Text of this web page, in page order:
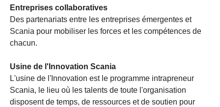
Entreprises collaboratives
Des partenariats entre les entreprises émergentes et
Scania pour mobiliser les forces et les compétences de
chacun.
Usine de l'Innovation Scania
L'usine de l'Innovation est le programme intrapreneur
Scania, le lieu où les talents de toute l'organisation
disposent de temps, de ressources et de soutien pour